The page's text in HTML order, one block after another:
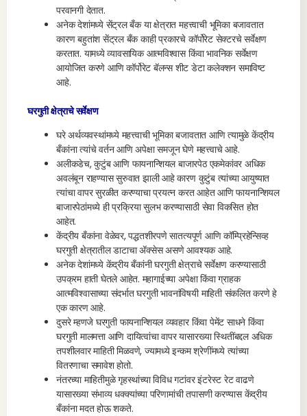
परवानगी देतात.
अनेक देशांमध्ये सेंट्रल बँक या क्षेत्रात महत्त्वाची भूमिका बजावतात
कारण बहुतांश सेंट्रल बँक काही प्रकारचे कॉर्पोरेट सेक्टरचे सर्वेक्षण
करतात. यामध्ये व्यावसायिक आत्मविश्वास किंवा भावनिक सर्वेक्षण
आयोजित करणे आणि कॉर्पोरेट बॅलन्स शीट डेटा कलेक्शन समाविष्ट
आहे.
घरगुती क्षेत्राचे सर्वेक्षण
घरे अर्थव्यवस्थांमध्ये महत्त्वाची भूमिका बजावतात आणि त्यामुळे केंद्रीय
बँकांना त्यांचे वर्तन आणि अपेक्षा समजून घेणे महत्त्वाचे आहे.
अलीकडेच, कुटुंब आणि फायनान्शियल बाजारपेठ एकमेकांवर अधिक
अवलंबून राहण्यास सुरुवात झाली आहे कारण कुटुंब त्यांच्या आयुष्यात
त्यांचा वापर सुरळीत करण्याचा प्रयत्न करत आहेत आणि फायनान्शियल
बाजारपेठांमध्ये ही प्रक्रिया सुलभ करण्यासाठी सेवा विकसित होत
आहेत.
केंद्रीय बँकांना वेळेवर, पद्धतशीरपणे सातत्यपूर्ण आणि कॉम्प्रिहेन्सिव्ह
घरगुती क्षेत्रातील डाटाचा ॲक्सेस असणे आवश्यक आहे.
अनेक देशांमध्ये केंद्रीय बँकांनी घरगुती क्षेत्राचे सर्वेक्षण करण्यासाठी
उपक्रम हाती घेतले आहेत. महागाईच्या अपेक्षा किंवा ग्राहक
आत्मविश्वासाच्या संदर्भात घरगुती भावनांविषयी माहिती संकलित करणे हे
एक कारण आहे.
दुसरे म्हणजे घरगुती फायनान्शियल व्यवहार किंवा पेमेंट साधने किंवा
घरगुती मालमत्ता आणि दायित्वांचा वापर यासारख्या स्थितींबद्दल अधिक
तपशीलवार माहिती मिळवणे, ज्यामध्ये इन्कम श्रेणींमध्ये त्यांच्या
वितरणाचा समावेश होतो.
नंतरच्या माहितीमुळे गृहस्थांच्या विविध गटांवर इंटरेस्ट रेट वाढणे
यासारख्या संभाव्य धक्क्यांच्या परिणामांची तपासणी करण्यास केंद्रीय
बँकांना मदत होऊ शकते.